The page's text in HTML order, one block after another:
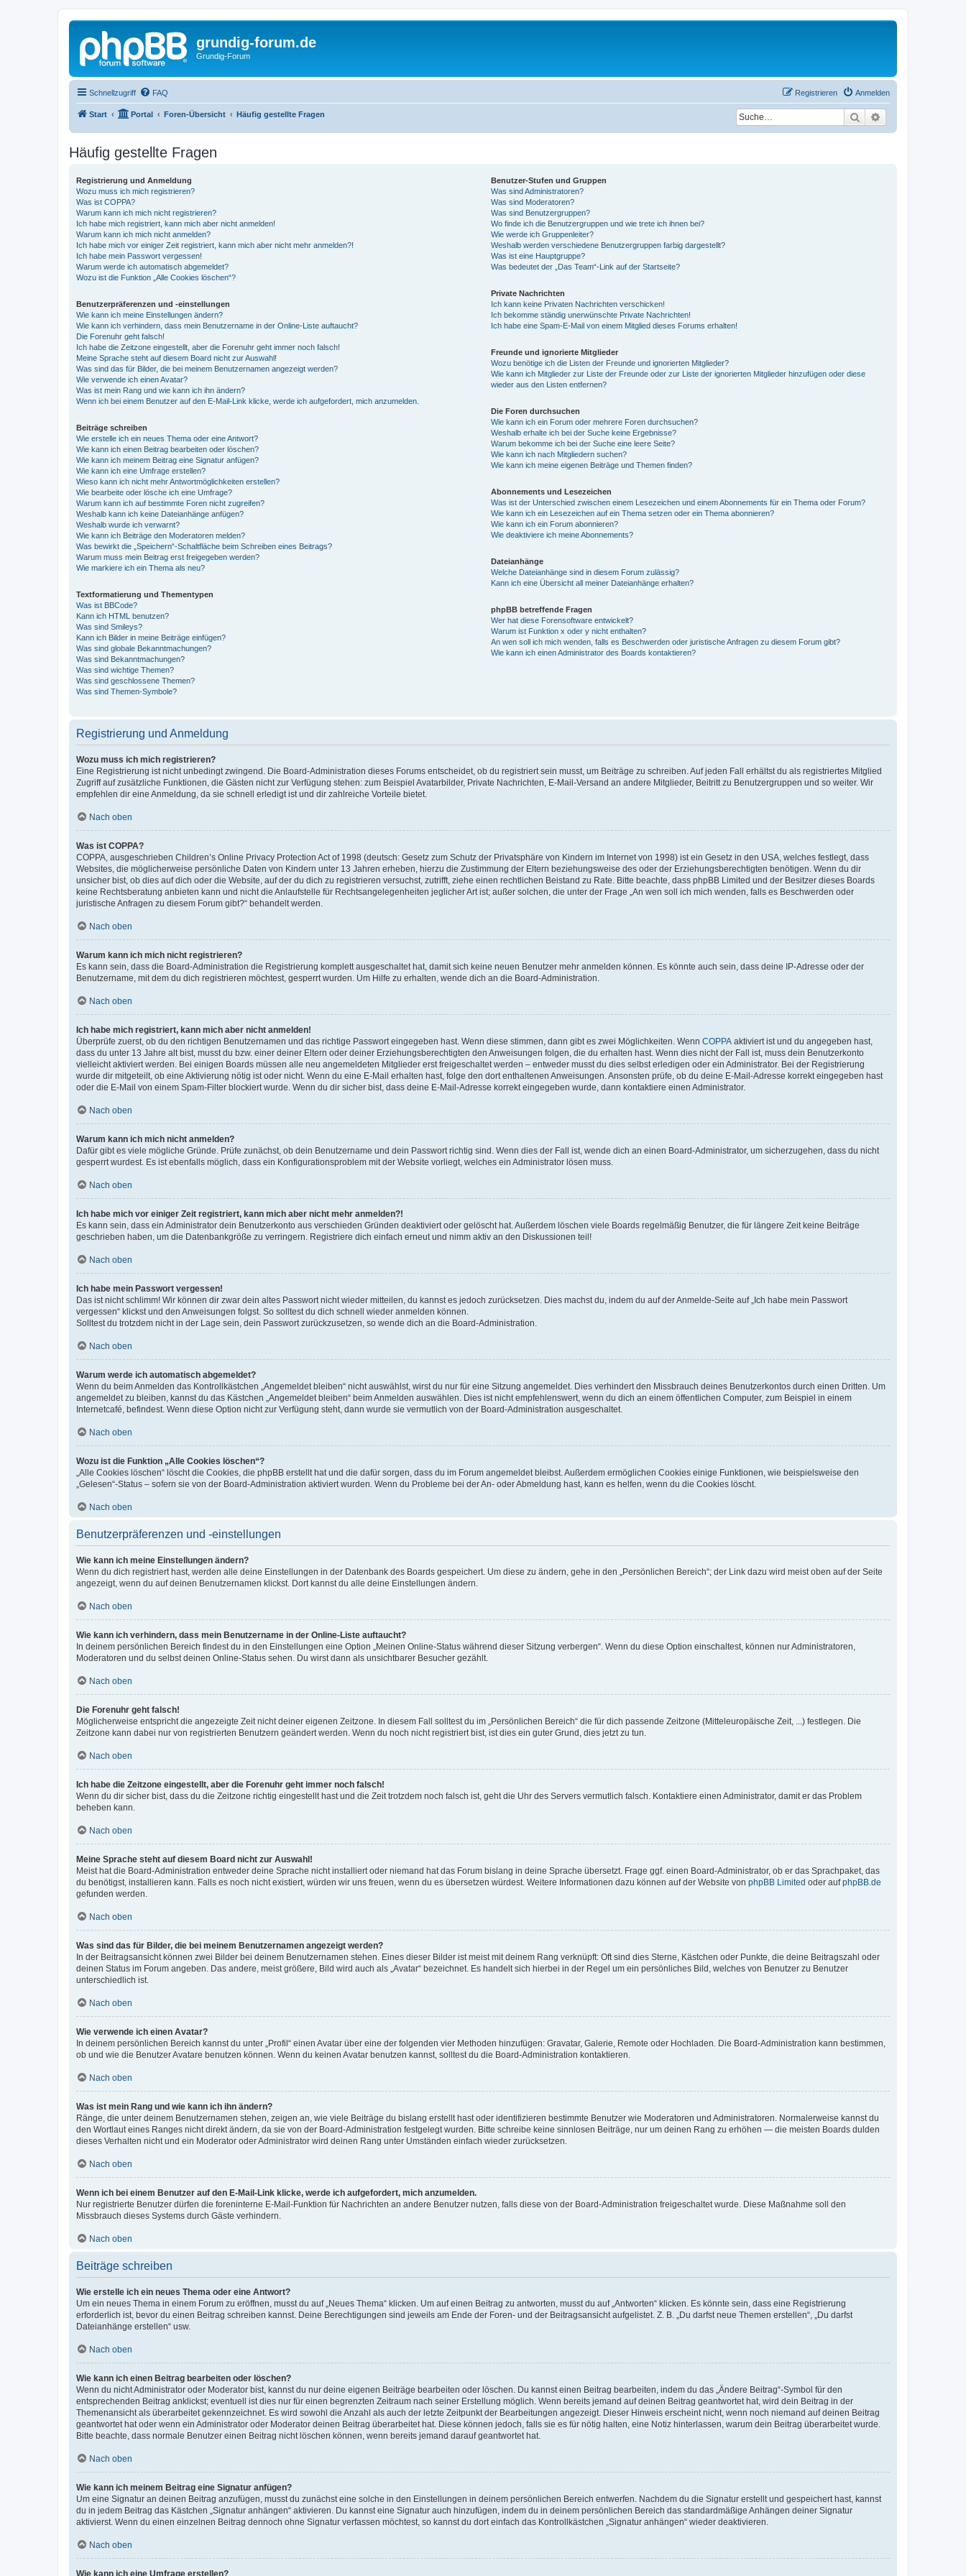
grundig-forum.de
Grundig-Forum
Schnellzugriff FAQ Anmelden
Registrieren
Start Portal Foren-Übersicht Häufig gestellte Fragen Suche
Häufig gestellte Fragen
Registrierung und Anmeldung
Wozu muss ich mich registrieren?
Was ist COPPA?
Warum kann ich mich nicht registrieren?
Ich habe mich registriert, kann mich aber nicht anmelden!
Warum kann ich mich nicht anmelden?
Ich habe mich vor einiger Zeit registriert, kann mich aber nicht mehr anmelden?!
Ich habe mein Passwort vergessen!
Warum werde ich automatisch abgemeldet?
Wozu ist die Funktion „Alle Cookies löschen“?
Benutzerpräferenzen und -einstellungen
Wie kann ich meine Einstellungen ändern?
Wie kann ich verhindern, dass mein Benutzername in der Online-Liste auftaucht?
Die Forenuhr geht falsch!
Ich habe die Zeitzone eingestellt, aber die Forenuhr geht immer noch falsch!
Meine Sprache steht auf diesem Board nicht zur Auswahl!
Was sind das für Bilder, die bei meinem Benutzernamen angezeigt werden?
Wie verwende ich einen Avatar?
Was ist mein Rang und wie kann ich ihn ändern?
Wenn ich bei einem Benutzer auf den E-Mail-Link klicke, werde ich aufgefordert, mich anzumelden.
Beiträge schreiben
Wie erstelle ich ein neues Thema oder eine Antwort?
Wie kann ich einen Beitrag bearbeiten oder löschen?
Wie kann ich meinem Beitrag eine Signatur anfügen?
Wie kann ich eine Umfrage erstellen?
Wieso kann ich nicht mehr Antwortmöglichkeiten erstellen?
Wie bearbeite oder lösche ich eine Umfrage?
Warum kann ich auf bestimmte Foren nicht zugreifen?
Weshalb kann ich keine Dateianhänge anfügen?
Weshalb wurde ich verwarnt?
Wie kann ich Beiträge den Moderatoren melden?
Was bewirkt die „Speichern“-Schaltfläche beim Schreiben eines Beitrags?
Warum muss mein Beitrag erst freigegeben werden?
Wie markiere ich ein Thema als neu?
Textformatierung und Thementypen
Was ist BBCode?
Kann ich HTML benutzen?
Was sind Smileys?
Kann ich Bilder in meine Beiträge einfügen?
Was sind globale Bekanntmachungen?
Was sind Bekanntmachungen?
Was sind wichtige Themen?
Was sind geschlossene Themen?
Was sind Themen-Symbole?
Benutzer-Stufen und Gruppen
Was sind Administratoren?
Was sind Moderatoren?
Was sind Benutzergruppen?
Wo finde ich die Benutzergruppen und wie trete ich ihnen bei?
Wie werde ich Gruppenleiter?
Weshalb werden verschiedene Benutzergruppen farbig dargestellt?
Was ist eine Hauptgruppe?
Was bedeutet der „Das Team“-Link auf der Startseite?
Private Nachrichten
Ich kann keine Privaten Nachrichten verschicken!
Ich bekomme ständig unerwünschte Private Nachrichten!
Ich habe eine Spam-E-Mail von einem Mitglied dieses Forums erhalten!
Freunde und ignorierte Mitglieder
Wozu benötige ich die Listen der Freunde und ignorierten Mitglieder?
Wie kann ich Mitglieder zur Liste der Freunde oder zur Liste der ignorierten Mitglieder hinzufügen oder diese
wieder aus den Listen entfernen?
Die Foren durchsuchen
Wie kann ich ein Forum oder mehrere Foren durchsuchen?
Weshalb erhalte ich bei der Suche keine Ergebnisse?
Warum bekomme ich bei der Suche eine leere Seite?
Wie kann ich nach Mitgliedern suchen?
Wie kann ich meine eigenen Beiträge und Themen finden?
Abonnements und Lesezeichen
Was ist der Unterschied zwischen einem Lesezeichen und einem Abonnements für ein Thema oder Forum?
Wie kann ich ein Lesezeichen auf ein Thema setzen oder ein Thema abonnieren?
Wie kann ich ein Forum abonnieren?
Wie deaktiviere ich meine Abonnements?
Dateianhänge
Welche Dateianhänge sind in diesem Forum zulässig?
Kann ich eine Übersicht all meiner Dateianhänge erhalten?
phpBB betreffende Fragen
Wer hat diese Forensoftware entwickelt?
Warum ist Funktion x oder y nicht enthalten?
An wen soll ich mich wenden, falls es Beschwerden oder juristische Anfragen zu diesem Forum gibt?
Wie kann ich einen Administrator des Boards kontaktieren?
Registrierung und Anmeldung
Wozu muss ich mich registrieren?
Eine Registrierung ist nicht unbedingt zwingend. Die Board-Administration dieses Forums entscheidet, ob du registriert sein musst, um Beiträge zu schreiben. Auf jeden Fall erhältst du als registriertes Mitglied
Zugriff auf zusätzliche Funktionen, die Gästen nicht zur Verfügung stehen: zum Beispiel Avatarbilder, Private Nachrichten, E-Mail-Versand an andere Mitglieder, Beitritt zu Benutzergruppen und so weiter. Wir
empfehlen dir eine Anmeldung, da sie schnell erledigt ist und dir zahlreiche Vorteile bietet.
Nach oben
Was ist COPPA?
COPPA, ausgeschrieben Children’s Online Privacy Protection Act of 1998 (deutsch: Gesetz zum Schutz der Privatsphäre von Kindern im Internet von 1998) ist ein Gesetz in den USA, welches festlegt, dass
Websites, die möglicherweise persönliche Daten von Kindern unter 13 Jahren erheben, hierzu die Zustimmung der Eltern beziehungsweise des oder der Erziehungsberechtigten benötigen. Wenn du dir
unsicher bist, ob dies auf dich oder die Website, auf der du dich zu registrieren versuchst, zutrifft, ziehe einen rechtlichen Beistand zu Rate. Bitte beachte, dass phpBB Limited und der Besitzer dieses Boards
keine Rechtsberatung anbieten kann und nicht die Anlaufstelle für Rechtsangelegenheiten jeglicher Art ist; außer solchen, die unter der Frage „An wen soll ich mich wenden, falls es Beschwerden oder
juristische Anfragen zu diesem Forum gibt?“ behandelt werden.
Nach oben
Warum kann ich mich nicht registrieren?
Es kann sein, dass die Board-Administration die Registrierung komplett ausgeschaltet hat, damit sich keine neuen Benutzer mehr anmelden können. Es könnte auch sein, dass deine IP-Adresse oder der
Benutzername, mit dem du dich registrieren möchtest, gesperrt wurden. Um Hilfe zu erhalten, wende dich an die Board-Administration.
Nach oben
Ich habe mich registriert, kann mich aber nicht anmelden!
Überprüfe zuerst, ob du den richtigen Benutzernamen und das richtige Passwort eingegeben hast. Wenn diese stimmen, dann gibt es zwei Möglichkeiten. Wenn COPPA aktiviert ist und du angegeben hast,
dass du unter 13 Jahre alt bist, musst du bzw. einer deiner Eltern oder deiner Erziehungsberechtigten den Anweisungen folgen, die du erhalten hast. Wenn dies nicht der Fall ist, muss dein Benutzerkonto
vielleicht aktiviert werden. Bei einigen Boards müssen alle neu angemeldeten Mitglieder erst freigeschaltet werden – entweder musst du dies selbst erledigen oder ein Administrator. Bei der Registrierung
wurde dir mitgeteilt, ob eine Aktivierung nötig ist oder nicht. Wenn du eine E-Mail erhalten hast, folge den dort enthaltenen Anweisungen. Ansonsten prüfe, ob du deine E-Mail-Adresse korrekt eingegeben hast
oder die E-Mail von einem Spam-Filter blockiert wurde. Wenn du dir sicher bist, dass deine E-Mail-Adresse korrekt eingegeben wurde, dann kontaktiere einen Administrator.
Nach oben
Warum kann ich mich nicht anmelden?
Dafür gibt es viele mögliche Gründe. Prüfe zunächst, ob dein Benutzername und dein Passwort richtig sind. Wenn dies der Fall ist, wende dich an einen Board-Administrator, um sicherzugehen, dass du nicht
gesperrt wurdest. Es ist ebenfalls möglich, dass ein Konfigurationsproblem mit der Website vorliegt, welches ein Administrator lösen muss.
Nach oben
Ich habe mich vor einiger Zeit registriert, kann mich aber nicht mehr anmelden?!
Es kann sein, dass ein Administrator dein Benutzerkonto aus verschieden Gründen deaktiviert oder gelöscht hat. Außerdem löschen viele Boards regelmäßig Benutzer, die für längere Zeit keine Beiträge
geschrieben haben, um die Datenbankgröße zu verringern. Registriere dich einfach erneut und nimm aktiv an den Diskussionen teil!
Nach oben
Ich habe mein Passwort vergessen!
Das ist nicht schlimm! Wir können dir zwar dein altes Passwort nicht wieder mitteilen, du kannst es jedoch zurücksetzen. Dies machst du, indem du auf der Anmelde-Seite auf „Ich habe mein Passwort
vergessen“ klickst und den Anweisungen folgst. So solltest du dich schnell wieder anmelden können.
Solltest du trotzdem nicht in der Lage sein, dein Passwort zurückzusetzen, so wende dich an die Board-Administration.
Nach oben
Warum werde ich automatisch abgemeldet?
Wenn du beim Anmelden das Kontrollkästchen „Angemeldet bleiben“ nicht auswählst, wirst du nur für eine Sitzung angemeldet. Dies verhindert den Missbrauch deines Benutzerkontos durch einen Dritten. Um
angemeldet zu bleiben, kannst du das Kästchen „Angemeldet bleiben“ beim Anmelden auswählen. Dies ist nicht empfehlenswert, wenn du dich an einem öffentlichen Computer, zum Beispiel in einem
Internetcafé, befindest. Wenn diese Option nicht zur Verfügung steht, dann wurde sie vermutlich von der Board-Administration ausgeschaltet.
Nach oben
Wozu ist die Funktion „Alle Cookies löschen“?
„Alle Cookies löschen“ löscht die Cookies, die phpBB erstellt hat und die dafür sorgen, dass du im Forum angemeldet bleibst. Außerdem ermöglichen Cookies einige Funktionen, wie beispielsweise den
„Gelesen“-Status – sofern sie von der Board-Administration aktiviert wurden. Wenn du Probleme bei der An- oder Abmeldung hast, kann es helfen, wenn du die Cookies löscht.
Nach oben
Benutzerpräferenzen und -einstellungen
Wie kann ich meine Einstellungen ändern?
Wenn du dich registriert hast, werden alle deine Einstellungen in der Datenbank des Boards gespeichert. Um diese zu ändern, gehe in den „Persönlichen Bereich“; der Link dazu wird meist oben auf der Seite
angezeigt, wenn du auf deinen Benutzernamen klickst. Dort kannst du alle deine Einstellungen ändern.
Nach oben
Wie kann ich verhindern, dass mein Benutzername in der Online-Liste auftaucht?
In deinem persönlichen Bereich findest du in den Einstellungen eine Option „Meinen Online-Status während dieser Sitzung verbergen“. Wenn du diese Option einschaltest, können nur Administratoren,
Moderatoren und du selbst deinen Online-Status sehen. Du wirst dann als unsichtbarer Besucher gezählt.
Nach oben
Die Forenuhr geht falsch!
Möglicherweise entspricht die angezeigte Zeit nicht deiner eigenen Zeitzone. In diesem Fall solltest du im „Persönlichen Bereich“ die für dich passende Zeitzone (Mitteleuropäische Zeit, ...) festlegen. Die
Zeitzone kann dabei nur von registrierten Benutzern geändert werden. Wenn du noch nicht registriert bist, ist dies ein guter Grund, dies jetzt zu tun.
Nach oben
Ich habe die Zeitzone eingestellt, aber die Forenuhr geht immer noch falsch!
Wenn du dir sicher bist, dass du die Zeitzone richtig eingestellt hast und die Zeit trotzdem noch falsch ist, geht die Uhr des Servers vermutlich falsch. Kontaktiere einen Administrator, damit er das Problem
beheben kann.
Nach oben
Meine Sprache steht auf diesem Board nicht zur Auswahl!
Meist hat die Board-Administration entweder deine Sprache nicht installiert oder niemand hat das Forum bislang in deine Sprache übersetzt. Frage ggf. einen Board-Administrator, ob er das Sprachpaket, das
du benötigst, installieren kann. Falls es noch nicht existiert, würden wir uns freuen, wenn du es übersetzen würdest. Weitere Informationen dazu können auf der Website von phpBB Limited oder aufphpBB.de
gefunden werden.
Nach oben
Was sind das für Bilder, die bei meinem Benutzernamen angezeigt werden?
In der Beitragsansicht können zwei Bilder bei deinem Benutzernamen stehen. Eines dieser Bilder ist meist mit deinem Rang verknüpft: Oft sind dies Sterne, Kästchen oder Punkte, die deine Beitragszahl oder
deinen Status im Forum angeben. Das andere, meist größere, Bild wird auch als „Avatar“ bezeichnet. Es handelt sich hierbei in der Regel um ein persönliches Bild, welches von Benutzer zu Benutzer
unterschiedlich ist.
Nach oben
Wie verwende ich einen Avatar?
In deinem persönlichen Bereich kannst du unter „Profil“ einen Avatar über eine der folgenden vier Methoden hinzufügen: Gravatar, Galerie, Remote oder Hochladen. Die Board-Administration kann bestimmen,
ob und wie die Benutzer Avatare benutzen können. Wenn du keinen Avatar benutzen kannst, solltest du die Board-Administration kontaktieren.
Nach oben
Was ist mein Rang und wie kann ich ihn ändern?
Ränge, die unter deinem Benutzernamen stehen, zeigen an, wie viele Beiträge du bislang erstellt hast oder identifizieren bestimmte Benutzer wie Moderatoren und Administratoren. Normalerweise kannst du
den Wortlaut eines Ranges nicht direkt ändern, da sie von der Board-Administration festgelegt wurden. Bitte schreibe keine sinnlosen Beiträge, nur um deinen Rang zu erhöhen — die meisten Boards dulden
dieses Verhalten nicht und ein Moderator oder Administrator wird deinen Rang unter Umständen einfach wieder zurücksetzen.
Nach oben
Wenn ich bei einem Benutzer auf den E-Mail-Link klicke, werde ich aufgefordert, mich anzumelden.
Nur registrierte Benutzer dürfen die foreninterne E-Mail-Funktion für Nachrichten an andere Benutzer nutzen, falls diese von der Board-Administration freigeschaltet wurde. Diese Maßnahme soll den
Missbrauch dieses Systems durch Gäste verhindern.
Nach oben
Beiträge schreiben
Wie erstelle ich ein neues Thema oder eine Antwort?
Um ein neues Thema in einem Forum zu eröffnen, musst du auf „Neues Thema“ klicken. Um auf einen Beitrag zu antworten, musst du auf „Antworten“ klicken. Es könnte sein, dass eine Registrierung
erforderlich ist, bevor du einen Beitrag schreiben kannst. Deine Berechtigungen sind jeweils am Ende der Foren- und der Beitragsansicht aufgelistet. Z. B. „Du darfst neue Themen erstellen“, „Du darfst
Dateianhänge erstellen“ usw.
Nach oben
Wie kann ich einen Beitrag bearbeiten oder löschen?
Wenn du nicht Administrator oder Moderator bist, kannst du nur deine eigenen Beiträge bearbeiten oder löschen. Du kannst einen Beitrag bearbeiten, indem du das „Ändere Beitrag“-Symbol für den
entsprechenden Beitrag anklickst; eventuell ist dies nur für einen begrenzten Zeitraum nach seiner Erstellung möglich. Wenn bereits jemand auf deinen Beitrag geantwortet hat, wird dein Beitrag in der
Themenansicht als überarbeitet gekennzeichnet. Es wird sowohl die Anzahl als auch der letzte Zeitpunkt der Bearbeitungen angezeigt. Dieser Hinweis erscheint nicht, wenn noch niemand auf deinen Beitrag
geantwortet hat oder wenn ein Administrator oder Moderator deinen Beitrag überarbeitet hat. Diese können jedoch, falls sie es für nötig halten, eine Notiz hinterlassen, warum dein Beitrag überarbeitet wurde.
Bitte beachte, dass normale Benutzer einen Beitrag nicht löschen können, wenn bereits jemand darauf geantwortet hat.
Nach oben
Wie kann ich meinem Beitrag eine Signatur anfügen?
Um eine Signatur an deinen Beitrag anzufügen, musst du zunächst eine solche in den Einstellungen in deinem persönlichen Bereich entwerfen. Nachdem du die Signatur erstellt und gespeichert hast, kannst
du in jedem Beitrag das Kästchen „Signatur anhängen“ aktivieren. Du kannst eine Signatur auch hinzufügen, indem du in deinem persönlichen Bereich das standardmäßige Anhängen deiner Signatur
aktivierst. Wenn du einen einzelnen Beitrag dennoch ohne Signatur verfassen möchtest, so kannst du dort einfach das Kontrollkästchen „Signatur anhängen“ wieder deaktivieren.
Nach oben
Wie kann ich eine Umfrage erstellen?